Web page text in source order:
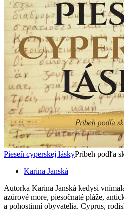
Pieseň cyperskej láskyPríbeh podľa
Karina Janská
Autorka Karina Janská kedysi
azúrové more, piesočnaté pláže,
a pohostinní obyvatelia. Cyprus,